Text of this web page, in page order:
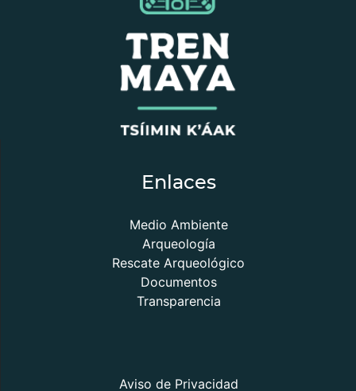
Enlaces
Medio Ambiente
Arqueología
Rescate Arqueológico
Documentos
Transparencia
Aviso de Privacidad